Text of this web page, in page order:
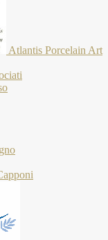
Atlantis Porcelain Art